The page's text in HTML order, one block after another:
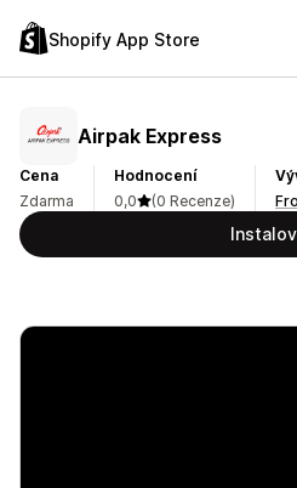
Shopify App Store
Airpak Express
Cena
Zdarma
Hodnocení
0,0
(0 Recenze)